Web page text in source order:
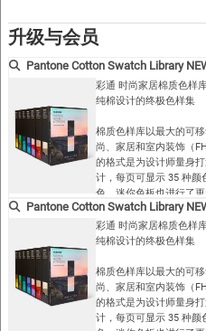
升级与会员
Pantone Cotton Swatch Library
彩通 时尚家居棉质色样
纯棉设计的终极色样集
棉质色样库以最大的可
尚、家居和室内装饰（
的格式是为设计师量身
计，每页可显示 35 种颜
色。迷你色板也进行了
别和归位。这本包含
考书是 从事纺织品、软
的理想之选 。可拆卸的
棉质色板尺寸为 5 x 5 厘
的色彩视觉效果
可移动色板 为设计师、
Pantone Cotton Swatch Library
彩通 时尚家居棉质色样
纯棉设计的终极色样集
棉质色样库以最大的可
尚、家居和室内装饰（
的格式是为设计师量身
计，每页可显示 35 种颜